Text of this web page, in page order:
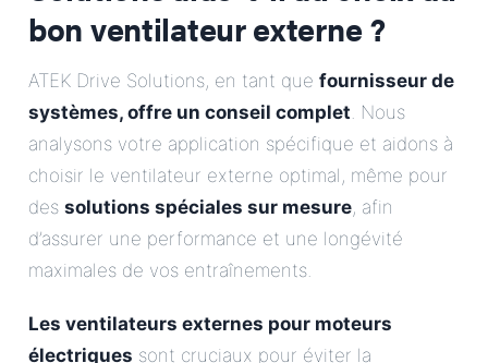
bon ventilateur externe ?
ATEK Drive Solutions, en tant que fournisseur de
systèmes, offre un conseil complet. Nous
analysons votre application spécifique et aidons à
choisir le ventilateur externe optimal, même pour
des solutions spéciales sur mesure, afin
d’assurer une performance et une longévité
maximales de vos entraînements.
Les ventilateurs externes pour moteurs
électriques sont cruciaux pour éviter la